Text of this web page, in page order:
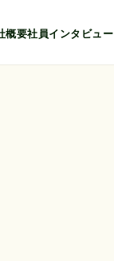
概要社員インタビュー